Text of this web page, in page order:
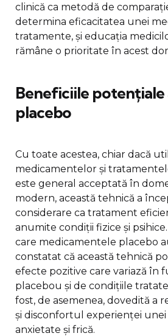
clinică ca metodă de
determina eficacitatea unei
tratamente, și educația
rămâne o prioritate în acest
Beneficiile potențiale
placebo
Cu toate acestea, chiar dacă
medicamentelor și
este general acceptată în
modern, această tehnică a
considerare ca tratament
anumite condiții fizice și
care medicamentele placebo
constatat că această tehnică
efecte pozitive care variază în
placebou și de condițiile
fost, de asemenea, dovedită a
și disconfortul experienței unei
anxietate și frică.